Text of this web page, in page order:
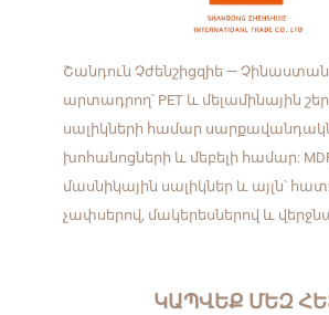
Շանդուն Չժենշիցզիե —
արտադրող՝ PET և մելամինային
սալիկների համար
խոհանոցների և մեբելի համար:
մասնիկային սալիկներ և այլն՝
չափսերով, մակերեսներով և
ԿԱՊՎԵՔ ՄԵԶ